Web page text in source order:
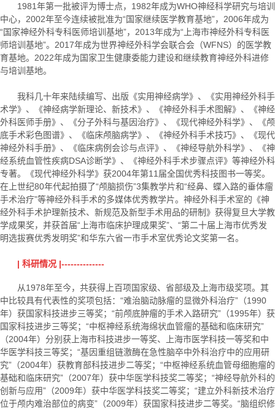
1981年第一批被评为博士点，1982年成为WHO神经科学研究与培训
中心，2002年至今连续被批准为“国家继续医学教育基地”，2006年成为
“国家神经外科专科医师培训基地”，2013年成为“上海市神经外科专科医
师培训基地”。2017年成为世界神经外科学会联合会（WFNS）的医学教
育基地。2022年成为国家卫生健康委能力建设和继续教育神经外科进修
与培训基地。
我科几十年来陆续编写、出版《实用神经病学》、《实用神经外科手
术学》、《神经病学新理论、新技术》、《神经外科手术图解》、《神经
外科医师手册》、《分子外科与基因治疗》、《现代神经外科学》、《颅
底手术彩色图谱》、《临床颅脑病学》、《神经外科手术技巧》、《现代
神经外科手册》、《临床病例会诊与点评》、《神经导航外科学》、《神
经系统血管性疾病DSA诊断学》、《神经外科手术步骤点评》等神经外科
专著。《现代神经外科学》获2004年第11届全国优秀科技图书一等奖。
在上世纪80年代起拍摄了“颅脑损伤”3集教学片和“经鼻、蝶入路的垂体瘤
手术治疗”等神经外科手术的多媒体优秀教学片。神经外科手术室的《神
经外科手术护理新技术、新规范及新型手术用品的研制》获得复旦大学教
学成果奖，并获首届“上海市临床护理成果奖”、“第二十届上海市优秀发
明选拔赛优秀发明奖”和华东六省一市手术室优秀论文奖第一名。
| 科研情况 |--------------
从1978年至今，共获得上百项国家级、省部级及上海市级奖项。其
中比较具有代表性的奖项包括：“难治脑动脉瘤的显微外科治疗”（1990
年）获国家科技进步三等奖；“前颅底肿瘤的手术入路研究”（1995年）获
国家科技进步三等奖；“中枢神经系统海绵状血管瘤的基础和临床研究”
（2004年）分别获上海市科技进步一等奖、上海市医学科技一等奖和中
华医学科技三等奖；“基因重组链激酶在急性脑卒中外科治疗中的应用研
究”（2004年）获教育部科技进步二等奖；“中枢神经系统血管母细胞瘤的
基础和临床研究”（2007年）获中华医学科技奖二等奖；“神经导航外科的
创新与应用”（2009年）获中华医学科技奖二等奖；“建立外科新技术治疗
位于颅内难治部位的病变”（2009年）获国家科技进步二等奖。“脑组织修